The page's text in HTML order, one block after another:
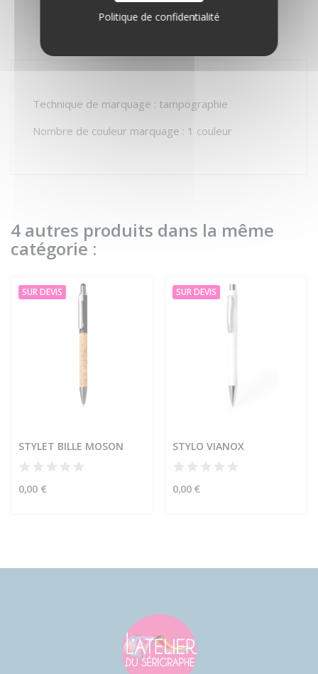
Politique de confidentialité
DÉTAILS DU PRODUIT
Technique de marquage : tampographie
Nombre de couleur marquage : 1 couleur
4 autres produits dans la même
catégorie :
SUR DEVIS
STYLET BILLE MOSON
0,00 €
SUR DEVIS
STYLO VIANOX
0,00 €